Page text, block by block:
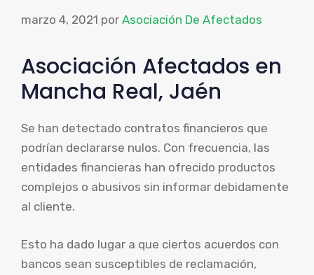
marzo 4, 2021 por Asociación De Afectados
Asociación Afectados en
Mancha Real, Jaén
Se han detectado contratos financieros que
podrían declararse nulos. Con frecuencia, las
entidades financieras han ofrecido productos
complejos o abusivos sin informar debidamente
al cliente.
Esto ha dado lugar a que ciertos acuerdos con
bancos sean susceptibles de reclamación,